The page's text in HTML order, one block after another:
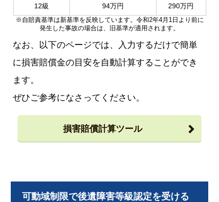
※自賠責基準は新基準を反映しています。令和2年4月1日より前に
発生した事故の場合は、旧基準が適用されます。
12級 94万円 290万円
なお、以下のページでは、入力するだけで簡単
に損害賠償金の目安を自動計算することができ
ます。
ぜひご参考になさってください。
損害賠償計算ツール
可動域制限で後遺障害等級認定を受ける